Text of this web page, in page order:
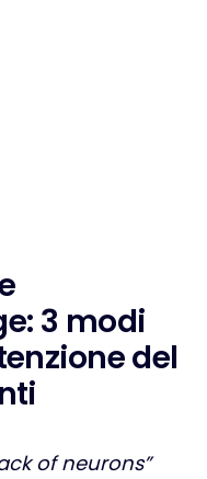
e: 3 modi
enzionedel
nti
of neurons”